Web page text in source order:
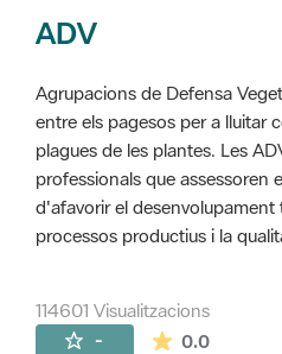
ADV
Agrupacions de Defensa
entre els pagesos per a lluitar
plagues de les plantes. Les
professionals que assessoren
d'afavorir el
processos productius i la
114601 Visualitzacions
- 0.0La